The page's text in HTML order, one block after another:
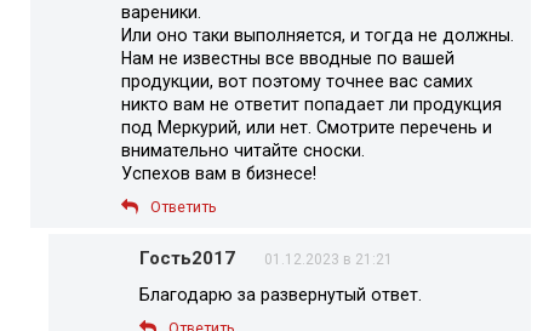
вареники.
Или оно таки выполняется, и тогда не должны.
Нам не известны все вводные по вашей
продукции, вот поэтому точнее вас самих
никто вам не ответит попадает ли продукция
под Меркурий, или нет. Смотрите перечень и
внимательно читайте сноски.
Успехов вам в бизнесе!
Ответить
Гость2017 01.12.2023 в 21:21
Благодарю за развернутый ответ.